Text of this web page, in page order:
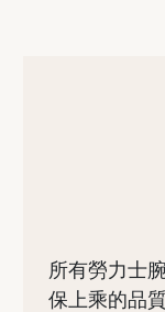
所有勞力士
保上乘的品